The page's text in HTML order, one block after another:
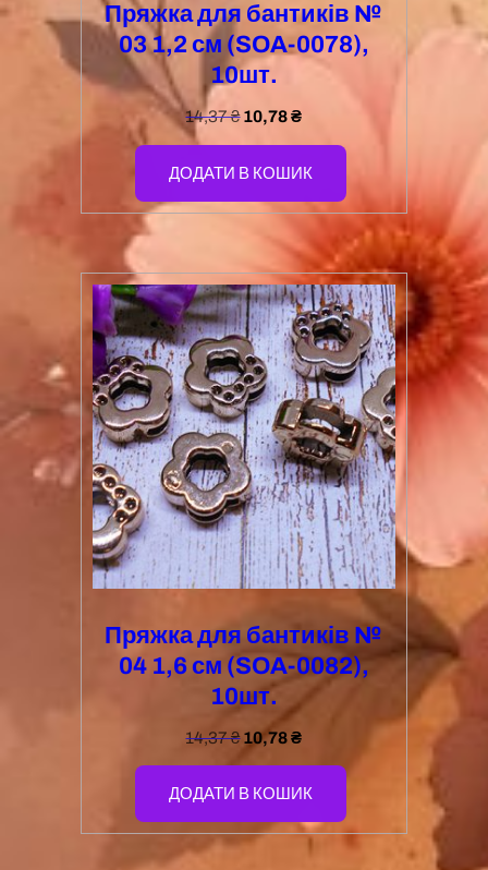
Пряжка для бантиків №
03 1,2 см (SOA-0078),
10шт.
14,37₴ 10,78₴
ДОДАТИ В КОШИК
Пряжка для бантиків №
04 1,6 см (SOA-0082),
10шт.
14,37₴ 10,78₴
ДОДАТИ В КОШИК